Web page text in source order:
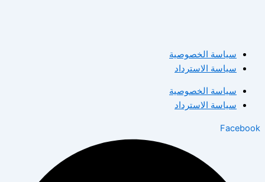
سياسة الخصوصية
سياسة الاسترداد
سياسة الخصوصية
سياسة الاسترداد
Facebook